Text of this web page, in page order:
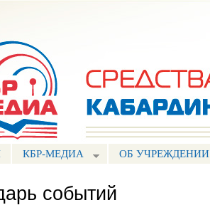
КБР-МЕДИА ОБ УЧРЕЖДЕНИИ
событий